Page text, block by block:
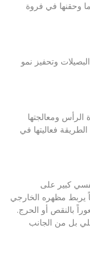
وحقنها في فروة
وتحفيز نمو
ومعالجتها
فعاليتها في
كبير على
يربط مظهره الخارجي
بالنقص أو الحرج.
بل من الجانب